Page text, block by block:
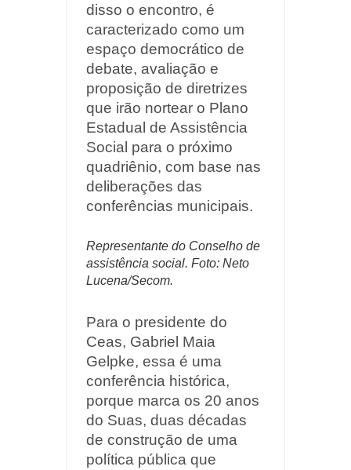
disso o encontro, é
caracterizado como um
espaço democrático de
debate, avaliação e
proposição de diretrizes
que irão nortear o Plano
Estadual de Assistência
Social para o próximo
quadriênio, com base nas
deliberações das
conferências municipais.
Representante do Conselho de
assistência social. Foto: Neto
Lucena/Secom.
Para o presidente do
Ceas, Gabriel Maia
Gelpke, essa é uma
conferência histórica,
porque marca os 20 anos
do Suas, duas décadas
de construção de uma
política pública que